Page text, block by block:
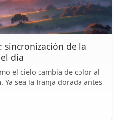
sincronización de la
día
el cielo cambia de color al
Ya sea la franja dorada antes